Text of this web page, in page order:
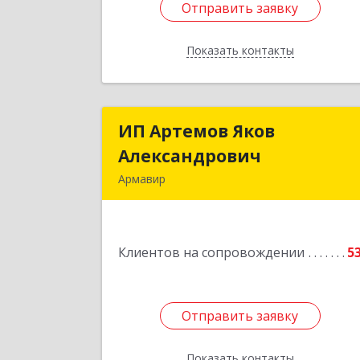
Отправить заявку
Показать контакты
Отправить заявку
Назад
ИП Артемов Яков
Александрович
Армавир
Клиентов на сопровождении
Отправить заявку
ИП Артемов Яков
Александрович
Отправить заявку